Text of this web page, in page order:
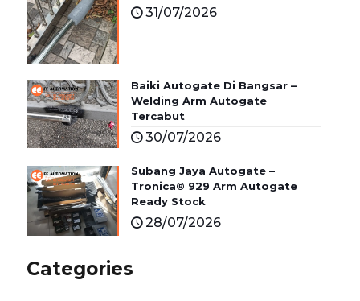
31/07/2026
Baiki Autogate Di Bangsar –
Welding Arm Autogate
Tercabut
30/07/2026
Subang Jaya Autogate –
Tronica® 929 Arm Autogate
Ready Stock
28/07/2026
Categories